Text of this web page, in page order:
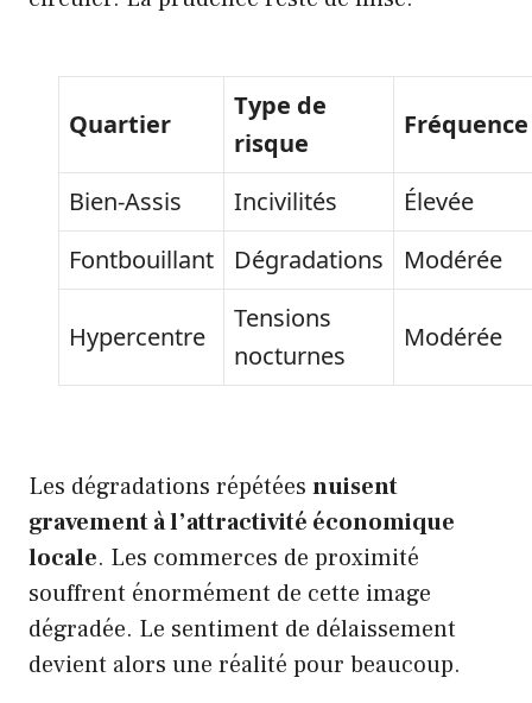
Quartier
Type de
risque
Fréquence
Bien-Assis Incivilités
Élevée
Fontbouillant
Dégradations Modérée
Hypercentre
Tensions
nocturnes
Modérée
Les dégradations répétées nuisent
gravement à l’attractivité économique
locale. Les commerces de proximité
souffrent énormément de cette image
dégradée. Le sentiment de délaissement
devient alors une réalité pour beaucoup.